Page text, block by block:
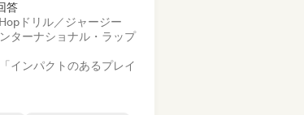
答
ドリル／ジャージー
ターナショナル・ラップ
インパクトのあるプレイ